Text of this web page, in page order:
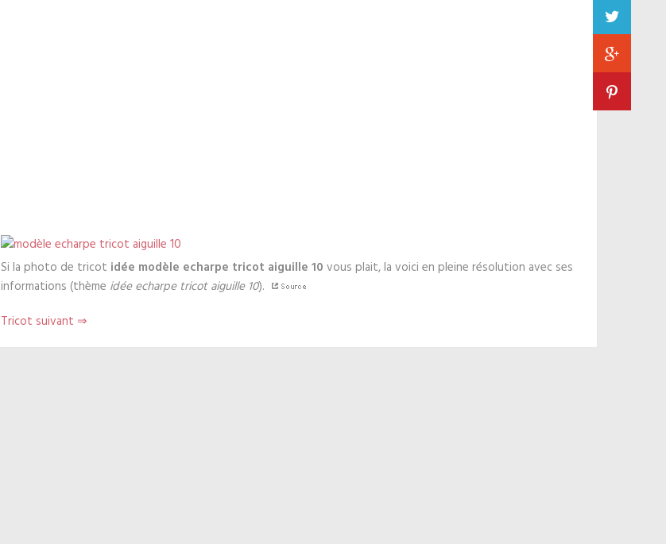
Si la photo de tricot idée modèle echarpe tricot aiguille 10 vous plait, la voici en pleine résolution avec ses
informations (thème idée echarpe tricot aiguille 10).
Tricot suivant ⇒